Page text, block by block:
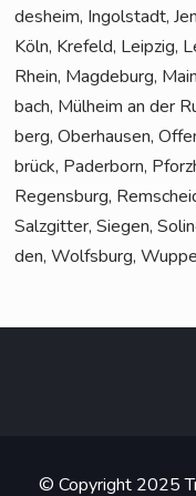
des­heim, Ingol­stadt,
Köln, Kre­feld, Leip­zig,
Rhein, Mag­de­burg,
bach, Mül­heim an der
berg, Ober­hau­sen,
brück, Pader­born,
Regens­burg,
Salz­git­ter, Sie­gen,
den, Wolfs­burg,
© Copyright 2025